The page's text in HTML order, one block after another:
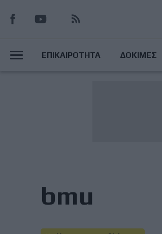
προς
κυρίως
MainΕΠΙΚΑΙΡΟΤΗΤΑ ΔΟΚΙΜΕΣ
bmu